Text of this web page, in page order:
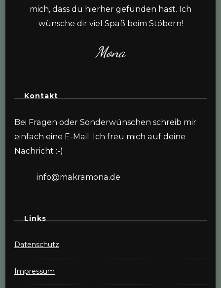
mich, dass du hierher gefunden hast. Ich
wünsche dir viel Spaß beim Stöbern!
Mona
Kontakt
Bei Fragen oder Sonderwünschen schreib mir
einfach eine E-Mail. Ich freu mich auf deine
Nachricht :-)
info@makramona.de
Links
Datenschutz
Impressum